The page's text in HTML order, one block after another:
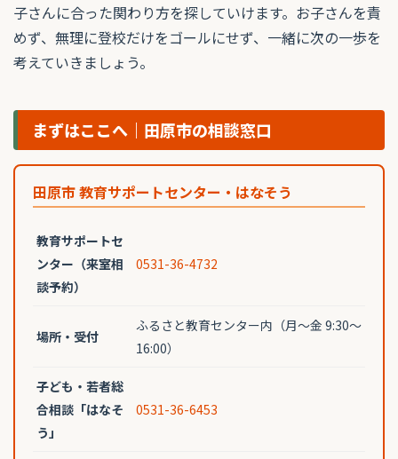
子さんに合った関わり方を探していけます。お子さんを責
めず、無理に登校だけをゴールにせず、一緒に次の一歩を
考えていきましょう。
まずはここへ｜田原市の相談窓口
田原市 教育サポートセンター・はなそう
教育サポートセ
ンター（来室相
談予約）
0531-36-4732
場所・受付
ふるさと教育センター内（月〜金 9:30〜
16:00）
子ども・若者総
合相談「はなそ
う」
0531-36-6453